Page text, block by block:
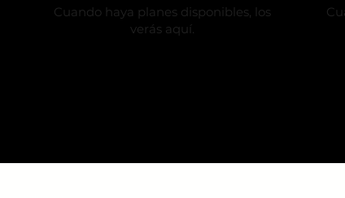
Cuando haya planes disponibles, los
verás aquí.